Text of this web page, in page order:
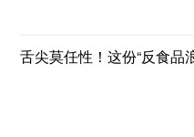
舌尖莫任性！这份“反食品